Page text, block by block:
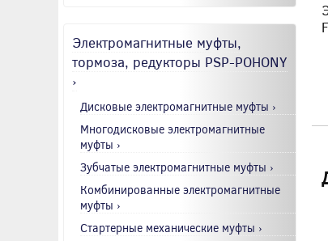
Электромагнитные муфты,
тормоза, редукторы PSP-POHONY
›
Дисковые электромагнитные муфты ›
Многодисковые электромагнитные
муфты ›
Зубчатые электромагнитные муфты ›
Комбинированные электромагнитные
муфты ›
Стартерные механические муфты ›